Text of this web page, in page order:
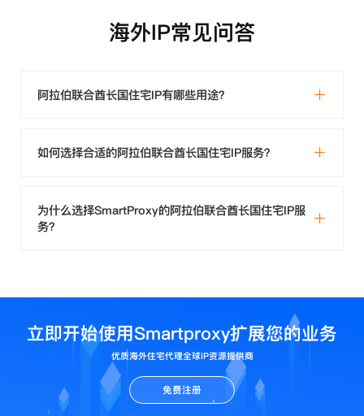
海外IP常见问答
阿拉伯联合酋长国住宅IP有哪些用途？
如何选择合适的阿拉伯联合酋长国住宅IP服务？
为什么选择SmartProxy的阿拉伯联合酋长国住宅IP服
务？
立即开始使用Smartproxy扩展您的业务
优质海外住宅代理全球IP资源提供商
免费注册